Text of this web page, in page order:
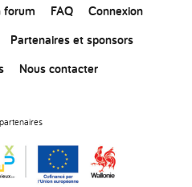
forum
FAQ
Connexion
Partenaires et sponsors
Nous contacter